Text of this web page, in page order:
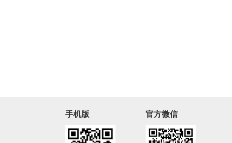
手机版 官方微信